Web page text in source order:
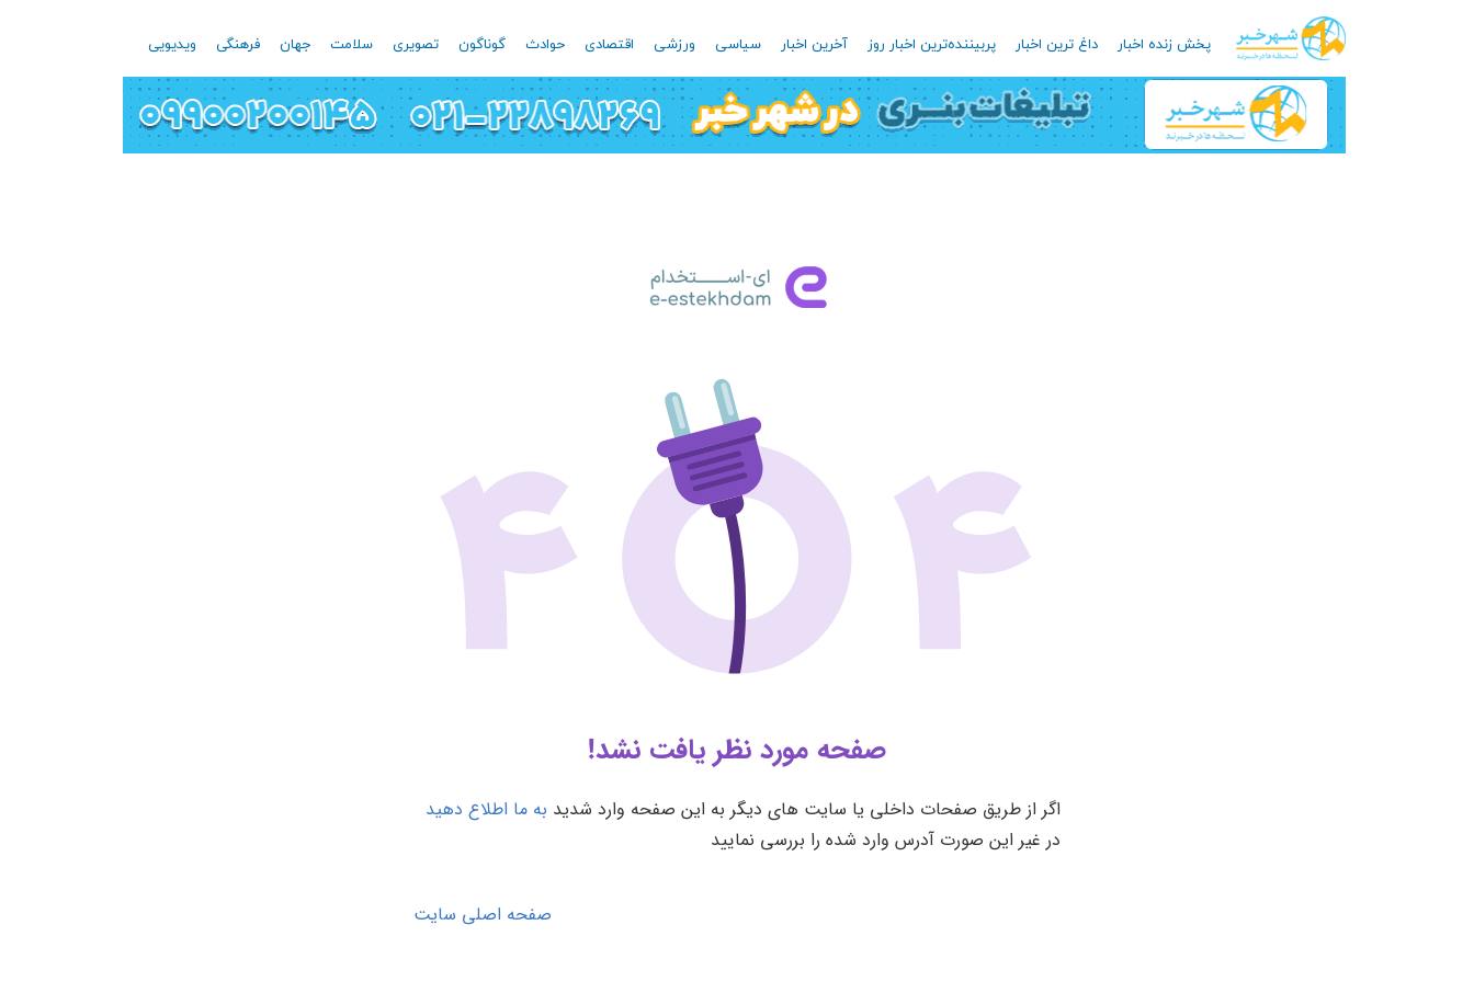
پخش زنده اخبار داغ ترین اخبار پربیننده‌ترین اخبار روز آخرین اخبار سیاسی ورزشی اقتصادی حوادث گوناگون تصویری سلامت جهان فرهنگی ویدیویی